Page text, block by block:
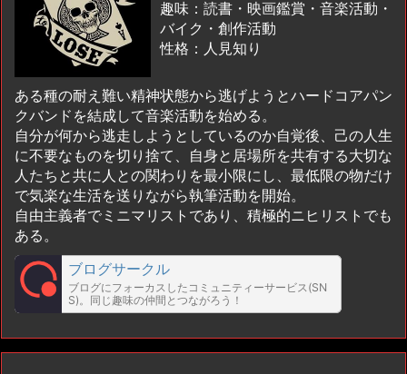
趣味：読書・映画鑑賞・音楽活動・
バイク・創作活動
性格：人見知り
ある種の耐え難い精神状態から逃げようとハードコアパン
クバンドを結成して音楽活動を始める。
自分が何から逃走しようとしているのか自覚後、己の人生
に不要なものを切り捨て、自身と居場所を共有する大切な
人たちと共に人との関わりを最小限にし、最低限の物だけ
で気楽な生活を送りながら執筆活動を開始。
自由主義者でミニマリストであり、積極的ニヒリストでも
ある。
ブログサークル
ブログにフォーカスしたコミュニティーサービス(SN
S)。同じ趣味の仲間とつながろう！